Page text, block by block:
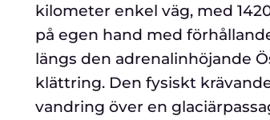
kilometer enkel väg, med
på egen hand med
längs den adrenalinhöjande
klättring. Den fysiskt
vandring över en